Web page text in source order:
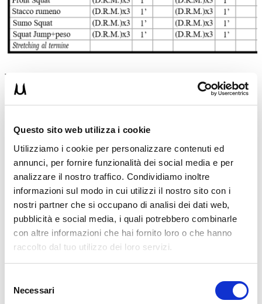
Questo sito web utilizza i cookie
Utilizziamo i cookie per personalizzare contenuti ed
annunci, per fornire funzionalità dei social media e per
analizzare il nostro traffico. Condividiamo inoltre
informazioni sul modo in cui utilizzi il nostro sito con i
nostri partner che si occupano di analisi dei dati web,
pubblicità e social media, i quali potrebbero combinarle
con altre informazioni che hai fornito loro o che hanno
raccolto dal tuo utilizzo dei loro servizi.
delNecessari
Fase di Forza Ipertrofica
I tuoigluteiora saranno già al livello successivo e pronti per essere
tuoi glutei e del tuo corpo
, per modellare i tuoi muscoli a dovere.
metodo principale utilizzato è il 3-1 x Time
che ho scoperto
all’interno del programmaCalisthenics Metodo Coniugato, un
super programma che ti consiglio di scoprire cliccando qua >>
Calisthenics Metodo Coniugato
Con questo metodo avrai tre esercizi di seguito da eseguire in
circuito per 30 minuti, e dovrai utilizzare uncarico attorno al 90%
con il quale faresti 5 ripetizioni massimali.
Nel pratico dovrai:
dovrai fare 3 o 2 o 1 ripetizioni in base a quello che ritieni più